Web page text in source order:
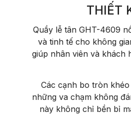
THIẾT
Quầy lễ tân GHT-4609
và tinh tế cho không
giúp nhân viên và khách
Các cạnh bo tròn
những va chạm không
này không chỉ bền bỉ